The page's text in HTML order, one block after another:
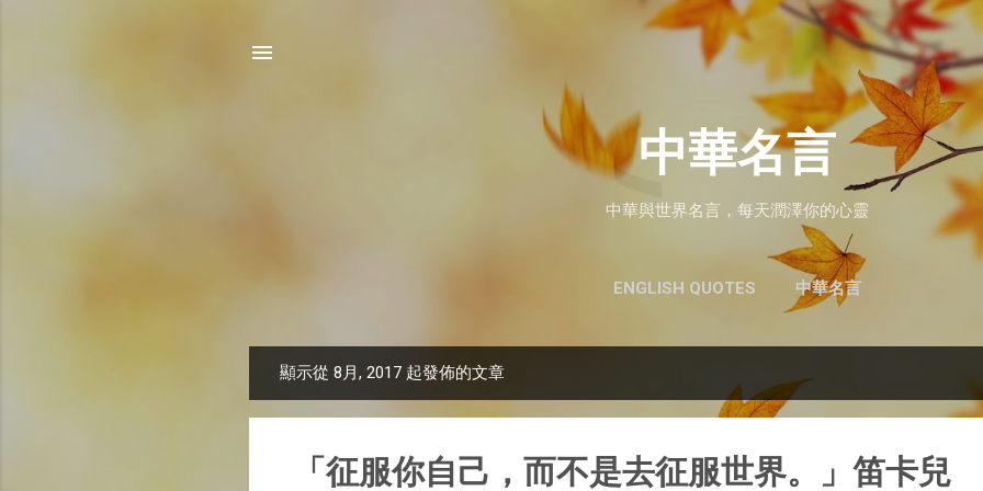
跳至主要內容
中華名言
中華與世界名言，每天潤澤你的心靈
ENGLISH QUOTES 中華名言
章
顯示從 8月, 2017 起發佈的文章
「征服你自己，而不是去征服世界。」笛卡兒